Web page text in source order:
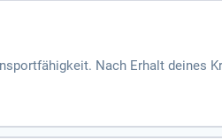
Nach Erhalt deines
einhältst und das